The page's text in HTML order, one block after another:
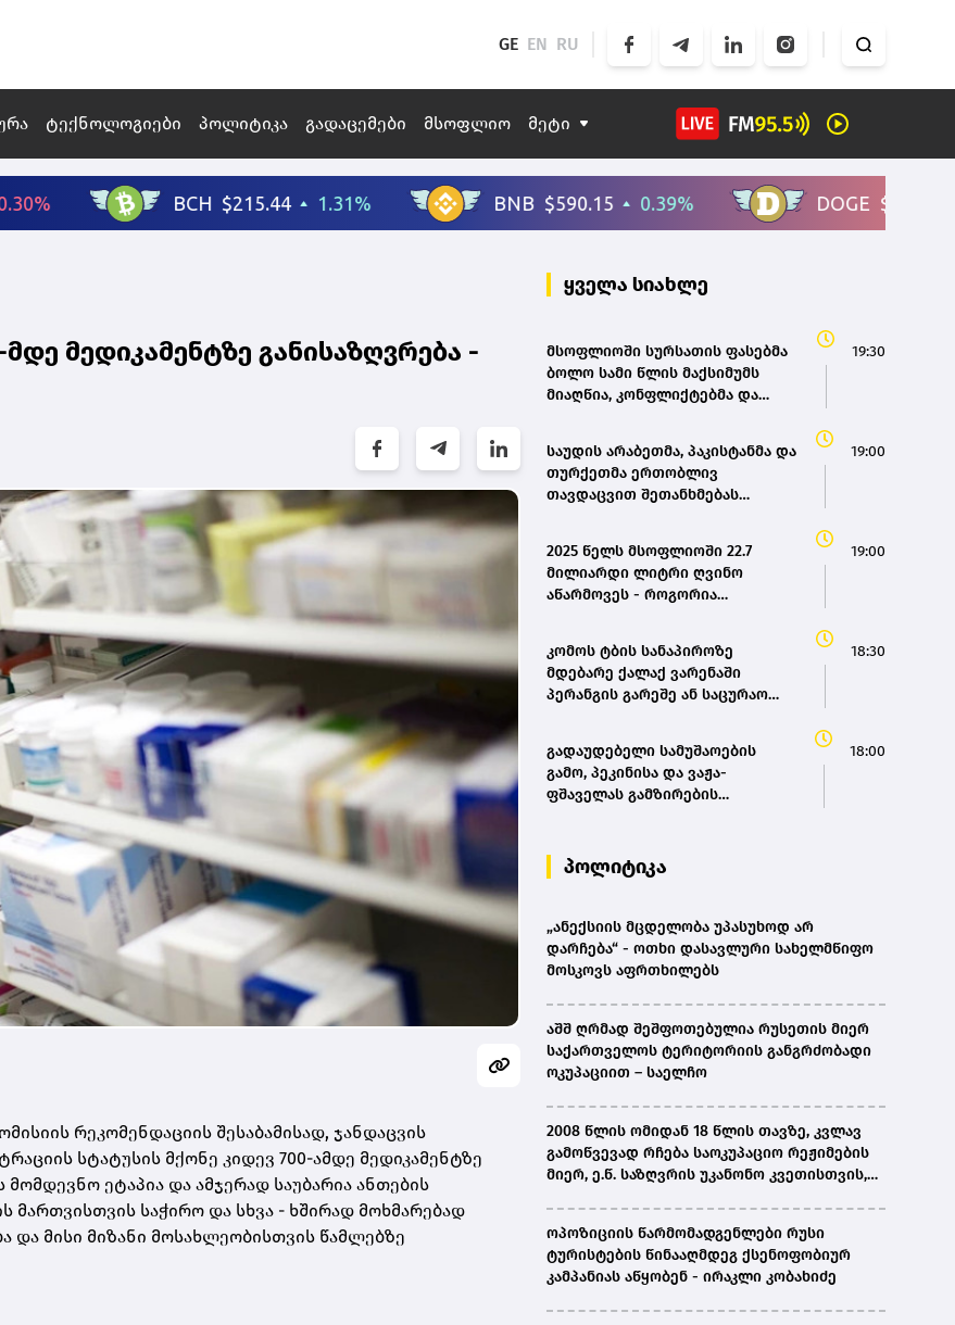
GE EN RU
ტექნოლოგიები პოლიტიკა გადაცემები მსოფლიო მეტი
მედიკამენტზე განისაზღვრება -
რეკომენდაციის შესაბამისად, ჯანდაცვის
სტატუსის მქონე კიდევ 700-ამდე მედიკამენტზე
ეტაპია და ამჯერად საუბარია ანთების
მართვისთვის საჭირო და სხვა - ხშირად მოხმარებად
და მისი მიზანი მოსახლეობისთვის წამლებზე
ყველა სიახლე
მსოფლიოში სურსათის ფასებმა
ბოლო სამი წლის მაქსიმუმს
მიაღწია, კონფლიქტებმა და
„გარდიანი“
19:30
საუდის არაბეთმა, პაკისტანმა და
თურქეთმა ერთობლივ
თავდაცვით შეთანხმებას
19:00
2025 წელს მსოფლიოში 22.7
მილიარდი ლიტრი ღვინო
აწარმოვეს - როგორია
19:00
კომოს ტბის სანაპიროზე
მდებარე ქალაქ ვარენაში
პერანგის გარეშე ან საცურაო
მოუწევთ
18:30
გადაუდებელი სამუშაოების
გამო, პეკინისა და ვაჟა-
ფშაველას გამზირების
დროებით შეიზღუდება -
თბილისის მერია
18:00
პოლიტიკა
„ანექსიის მცდელობა უპასუხოდ არ
დარჩება“ - ოთხი დასავლური სახელმწიფო
მოსკოვს აფრთხილებს
აშშ ღრმად შეშფოთებულია რუსეთის მიერ
საქართველოს ტერიტორიის განგრძობადი
ოკუპაციით – საელჩო
2008 წლის ომიდან 18 წლის თავზე, კვლავ
გამოწვევად რჩება საოკუპაციო რეჟიმების
მიერ, ე.წ. საზღვრის უკანონო კვეთისთვის,
ენაზე განათლების ხელმისაწვდომობა-
სახალხო დამცველი
ოპოზიციის წარმომადგენლები რუსი
ტურისტების წინააღმდეგ ქსენოფობიურ
კამპანიას აწყობენ - ირაკლი კობახიძე